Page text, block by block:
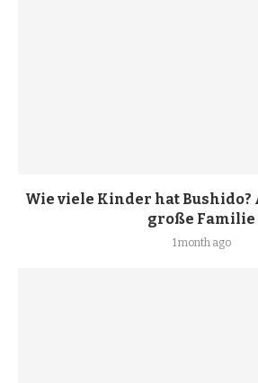
Wie viele Kinder hat Bushido?
große Familie
1 month ago